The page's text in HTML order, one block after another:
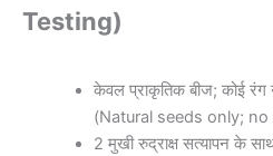
Testing)
केवल प्राकृतिक बीज; कोई रंग
(Natural seeds only;
2 मुखी रुद्राक्ष सत्यापन के